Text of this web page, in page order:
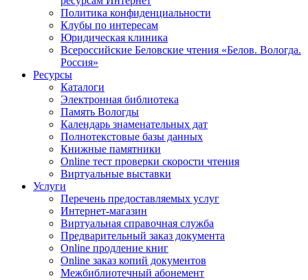
Политика конфиденциальности
Клубы по интересам
Юридическая клиника
Всероссийские Беловские чтения «Белов. Вологда.
Россия»
Ресурсы
Каталоги
Электронная библиотека
Память Вологды
Календарь знаменательных дат
Полнотекстовые базы данных
Книжные памятники
Online тест проверки скорости чтения
Виртуальные выставки
Услуги
Перечень предоставляемых услуг
Интернет-магазин
Виртуальная справочная служба
Предварительный заказ документа
Online продление книг
Online заказ копий документов
Межбиблиотечный абонемент